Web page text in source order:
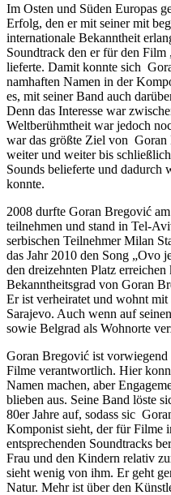
Im Osten und Süden Europas
Erfolg, den er mit seiner mit
internationale Bekanntheit
Soundtrack den er für den
lieferte. Damit konnte sich
namhaften Namen in der
es, mit seiner Band auch
Denn das Interesse war
Weltberühmtheit war jedoch
war das größte Ziel von
weiter und weiter bis
Sounds belieferte und dadurch
konnte.
2008 durfte Goran Bregović
teilnehmen und stand in Tel-
serbischen Teilnehmer Milan
das Jahr 2010 den Song „Ovo
den dreizehnten Platz
Bekanntheitsgrad von Goran
Er ist verheiratet und wohnt
Sarajevo. Auch wenn auf
sowie Belgrad als Wohnorte
Goran Bregović ist
Filme verantwortlich. Hier
Namen machen, aber
blieben aus. Seine Band löste
80er Jahre auf, sodass sic
Komponist sieht, der für Filme
entsprechenden Soundtracks
Frau und den Kindern relativ
sieht wenig von ihm. Er geht
Natur. Mehr ist über den